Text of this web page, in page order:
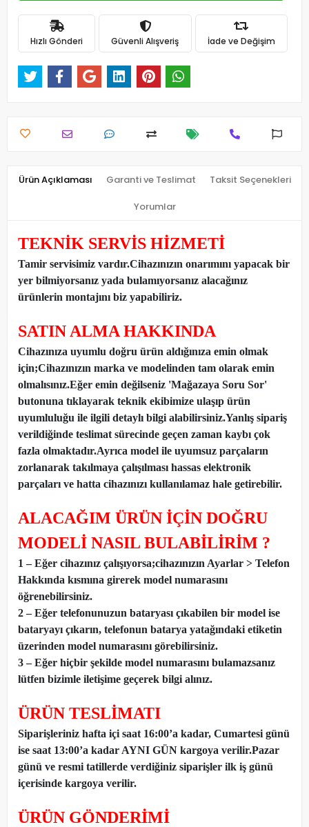
Hızlı Gönderi Güvenli Alışveriş İade ve Değişim
Ürün Açıklaması Garanti ve Teslimat Taksit Seçenekleri
Yorumlar
TEKNİK SERVİS HİZMETİ
Tamir servisimiz vardır.Cihazınızın onarımını yapacak bir
yer bilmiyorsanız yada bulamıyorsanız alacağınız
ürünlerin montajını biz yapabiliriz.
SATIN ALMA HAKKINDA
Cihazınıza uyumlu doğru ürün aldığınıza emin olmak
için;Cihazınızın marka ve modelinden tam olarak emin
olmalısınız.Eğer emin değilseniz 'Mağazaya Soru Sor'
butonuna tıklayarak teknik ekibimize ulaşıp ürün
uyumluluğu ile ilgili detaylı bilgi alabilirsiniz.Yanlış sipariş
verildiğinde teslimat sürecinde geçen zaman kaybı çok
fazla olmaktadır.Ayrıca model ile uyumsuz parçaların
zorlanarak takılmaya çalışılması hassas elektronik
parçaları ve hatta cihazınızı kullanılamaz hale getirebilir.
ALACAĞIM ÜRÜN İÇİN DOĞRU
MODELİ NASIL BULABİLİRİM ?
1 – Eğer cihazınız çalışıyorsa;cihazınızın Ayarlar > Telefon
Hakkında kısmına girerek model numarasını
öğrenebilirsiniz.
2 – Eğer telefonunuzun bataryası çıkabilen bir model ise
bataryayı çıkarın, telefonun batarya yatağındaki etiketin
üzerinden model numarasını görebilirsiniz.
3 – Eğer hiçbir şekilde model numarasını bulamazsanız
lütfen bizimle iletişime geçerek bilgi alınız.
ÜRÜN TESLİMATI
Siparişleriniz hafta içi saat 16:00’a kadar, Cumartesi günü
ise saat 13:00’a kadar AYNI GÜN kargoya verilir.Pazar
günü ve resmi tatillerde verdiğiniz siparişler ilk iş günü
içerisinde kargoya verilir.
ÜRÜN GÖNDERİMİ